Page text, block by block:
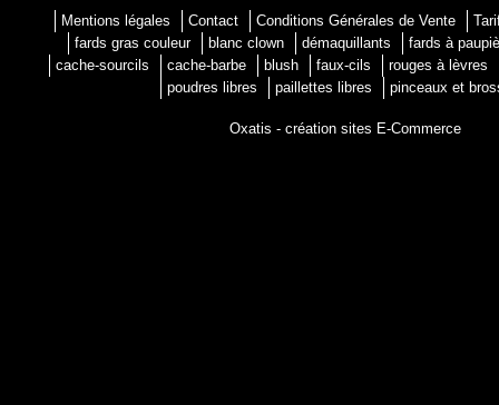
Mentions légales Contact Conditions Générales de Vente
fards gras couleur
blanc clown démaquillants
fards à
cache-sourcils
cache-barbe blush faux-cils
rouges à lèvres
poudres libres
paillettes libres pinceaux et
Oxatis - création sites E-Commerce